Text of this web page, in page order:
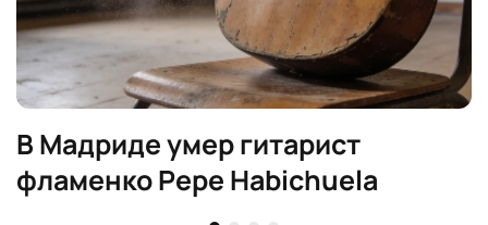
В Мадриде умер гитарист
фламенко Pepe Habichuela